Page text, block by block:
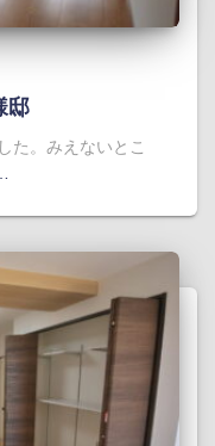
邸
た。みえないとこ